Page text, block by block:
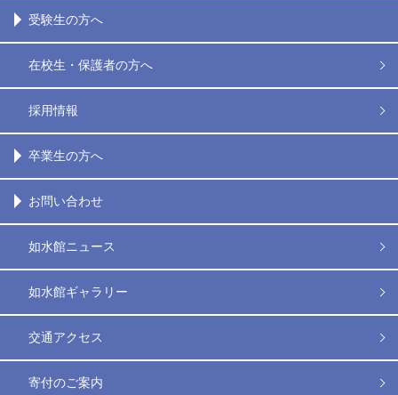
受験生の方へ
在校生・保護者の方へ
採用情報
卒業生の方へ
お問い合わせ
如水館ニュース
如水館ギャラリー
交通アクセス
寄付のご案内